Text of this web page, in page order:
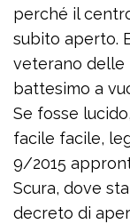
perché il
subito aperto.
veterano delle
battesimo a
Se fosse
facile facile,
9/2015
Scura, dove
decreto di